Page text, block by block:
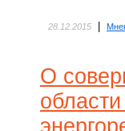
28.12.2015
О